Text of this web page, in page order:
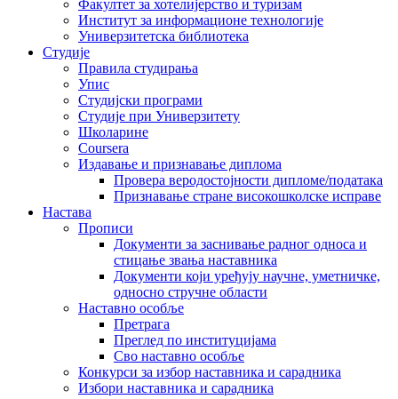
Факултет за хотелијерство и туризам
Институт за информационе технологије
Универзитетска библиотека
Студије
Правила студирања
Упис
Студијски програми
Студије при Универзитету
Школарине
Coursera
Издавање и признавање диплома
Провера веродостојности дипломе/података
Признавање стране високошколске исправе
Настава
Прописи
Документи за заснивање радног односа и
стицање звања наставника
Документи који уређују научне, уметничке,
односно стручне области
Наставно особље
Претрага
Преглед по институцијама
Сво наставно особље
Конкурси за избор наставника и сарадника
Избори наставника и сарадника